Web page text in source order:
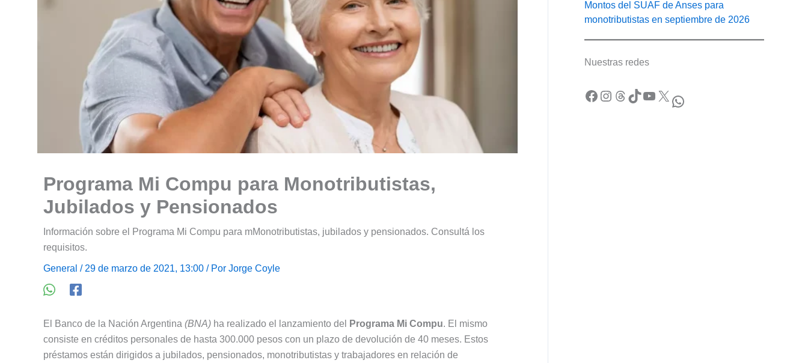
Programa Mi Compu para Monotributistas,
Jubilados y Pensionados
Información sobre el Programa Mi Compu para mMonotributistas, jubilados y pensionados. Consultá los
requisitos.
General / 29 de marzo de 2021, 13:00 / Por Jorge Coyle
El Banco de la Nación Argentina (BNA) ha realizado el lanzamiento del Programa Mi Compu. El mismo
consiste en créditos personales de hasta 300.000 pesos con un plazo de devolución de 40 meses. Estos
préstamos están dirigidos a jubilados, pensionados, monotributistas y trabajadores en relación de
Montos del SUAF de Anses para
monotributistas en septiembre de 2026
Nuestras redes
Facebook Instagram Threads TikTok YouTube X WhatsApp